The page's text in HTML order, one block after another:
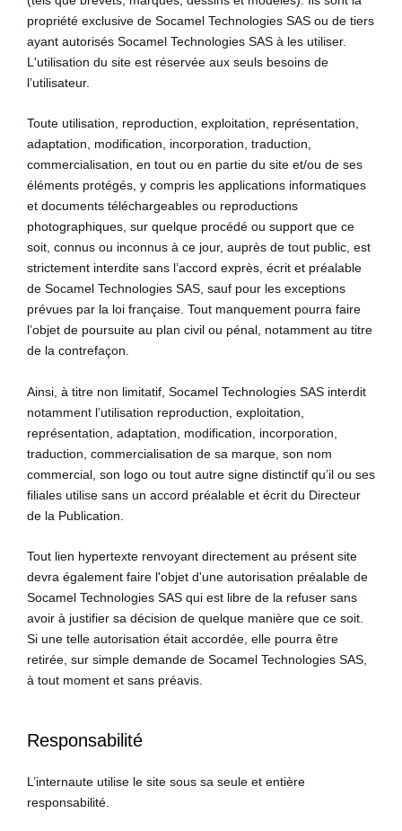
propriété exclusive de Socamel Technologies SAS ou de tiers
ayant autorisés Socamel Technologies SAS à les utiliser.
L'utilisation du site est réservée aux seuls besoins de
l’utilisateur.
Toute utilisation, reproduction, exploitation, représentation,
adaptation, modification, incorporation, traduction,
commercialisation, en tout ou en partie du site et/ou de ses
éléments protégés, y compris les applications informatiques
et documents téléchargeables ou reproductions
photographiques, sur quelque procédé ou support que ce
soit, connus ou inconnus à ce jour, auprès de tout public, est
strictement interdite sans l’accord exprès, écrit et préalable
de Socamel Technologies SAS, sauf pour les exceptions
prévues par la loi française. Tout manquement pourra faire
l’objet de poursuite au plan civil ou pénal, notamment au titre
de la contrefaçon.
Ainsi, à titre non limitatif, Socamel Technologies SAS interdit
notamment l’utilisation reproduction, exploitation,
représentation, adaptation, modification, incorporation,
traduction, commercialisation de sa marque, son nom
commercial, son logo ou tout autre signe distinctif qu’il ou ses
filiales utilise sans un accord préalable et écrit du Directeur
de la Publication.
Tout lien hypertexte renvoyant directement au présent site
devra également faire l'objet d'une autorisation préalable de
Socamel Technologies SAS qui est libre de la refuser sans
avoir à justifier sa décision de quelque manière que ce soit.
Si une telle autorisation était accordée, elle pourra être
retirée, sur simple demande de Socamel Technologies SAS,
à tout moment et sans préavis.
Responsabilité
L’internaute utilise le site sous sa seule et entière
responsabilité.